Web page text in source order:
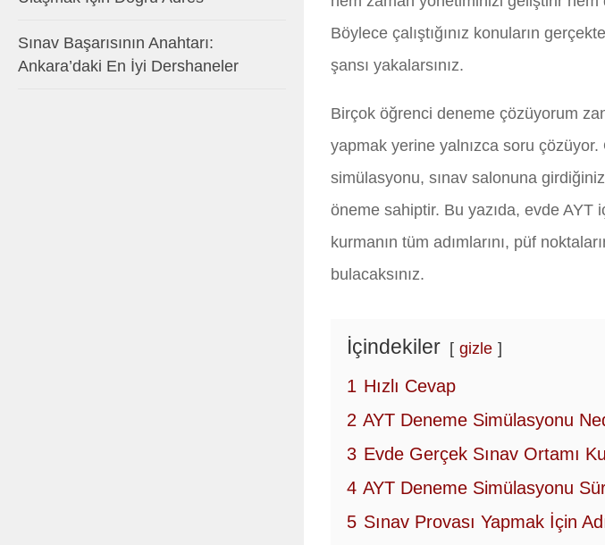
Böylece çalıştığınız konuların
şansı yakalarsınız.
Birçok öğrenci deneme çözüyorum
yapmak yerine yalnızca soru
simülasyonu, sınav salonuna
öneme sahiptir. Bu yazıda, evde
kurmanın tüm adımlarını, püf
bulacaksınız.
İçindekiler gizle
1 Hızlı Cevap
2 AYT Deneme Simülasyonu
3 Evde Gerçek Sınav Ortamı
4 AYT Deneme Simülasyonu
5 Sınav Provası Yapmak İçin
Sınav Başarısının Anahtarı:
Ankara’daki En İyi Dershaneler